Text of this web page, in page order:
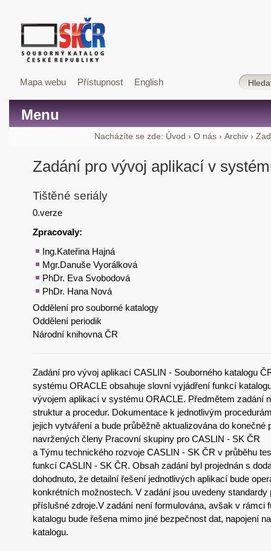
Mapa webu Přístupnost English
Menu
Nacházíte se zde: Úvod › O nás › Archiv ›
Zadání pro vývoj aplikací v
Tištěné seriály
0.verze
Zpracovaly:
Ing.Kateřina Hajná
Mgr.Danuše Vyorálková
PhDr. Eva Svobodová
PhDr. Hana Nová
Oddělení pro souborné katalogy
Oddělení periodik
Národní knihovna ČR
Zadání pro vývoj aplikací CASLIN - Souborného katalogu
systému ORACLE obsahuje slovní vyjádření funkcí
vývojem aplikací v systému ORACLE. Předmětem zadání
struktur a procedur. Dokumentace k jednotlivým
jejich vytváření a bude průběžně aktualizována do konečné
navržených členy Pracovní skupiny pro CASLIN - SK ČR
a Týmu technického rozvoje CASLIN - SK ČR v průběhu
funkcí CASLIN - SK ČR. Obsah zadání byl projednán s
dohodnuto, že detailní řešení jednotlivých aplikací bude
konkrétních možnostech. V zadání jsou uvedeny
příslušné zdroje.V zadání není formulována, avšak v rámci
katalogu bude řešena mimo jiné bezpečnost dat, napojení
katalogu.